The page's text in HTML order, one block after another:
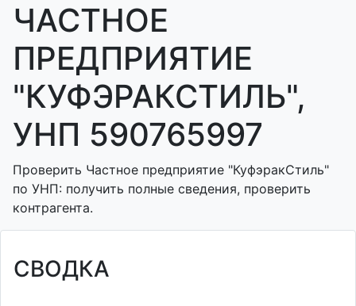
ЧАСТНОЕ
ПРЕДПРИЯТИЕ
"КУФЭРАКСТИЛЬ",
УНП 590765997
Проверить Частное предприятие "КуфэракСтиль"
по УНП: получить полные сведения, проверить
контрагента.
СВОДКА